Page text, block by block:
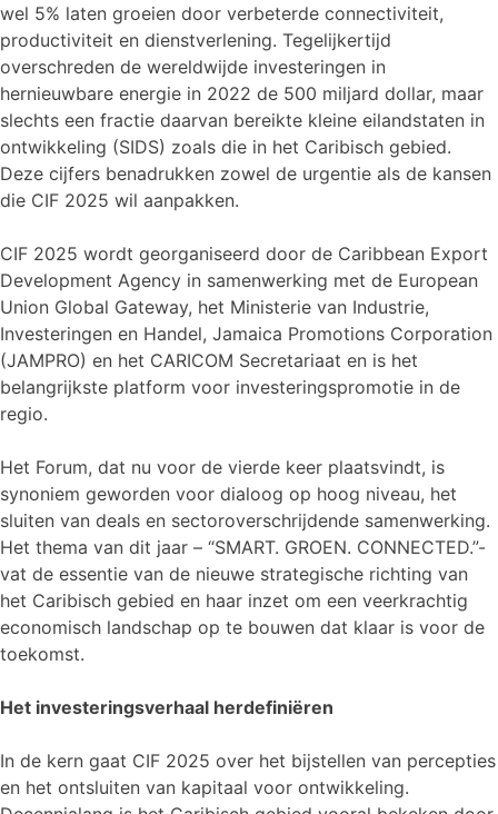
wel 5% laten groeien door verbeterde connectiviteit,
productiviteit en dienstverlening. Tegelijkertijd
overschreden de wereldwijde investeringen in
hernieuwbare energie in 2022 de 500 miljard dollar, maar
slechts een fractie daarvan bereikte kleine eilandstaten in
ontwikkeling (SIDS) zoals die in het Caribisch gebied.
Deze cijfers benadrukken zowel de urgentie als de kansen
die CIF 2025 wil aanpakken.
CIF 2025 wordt georganiseerd door de Caribbean Export
Development Agency in samenwerking met de European
Union Global Gateway, het Ministerie van Industrie,
Investeringen en Handel, Jamaica Promotions Corporation
(JAMPRO) en het CARICOM Secretariaat en is het
belangrijkste platform voor investeringspromotie in de
regio.
Het Forum, dat nu voor de vierde keer plaatsvindt, is
synoniem geworden voor dialoog op hoog niveau, het
sluiten van deals en sectoroverschrijdende samenwerking.
Het thema van dit jaar – “SMART. GROEN. CONNECTED.”-
vat de essentie van de nieuwe strategische richting van
het Caribisch gebied en haar inzet om een veerkrachtig
economisch landschap op te bouwen dat klaar is voor de
toekomst.
Het investeringsverhaal herdefiniëren
In de kern gaat CIF 2025 over het bijstellen van percepties
en het ontsluiten van kapitaal voor ontwikkeling.